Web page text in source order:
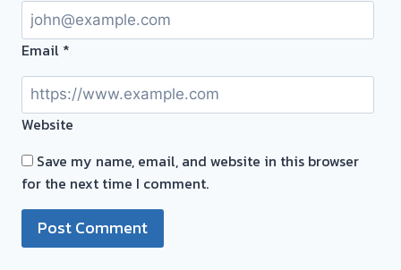
หน้า
งาน
ผล
งาน
ซื้อ
ตั๋ว
จำนำ
Email *
Website
Save my name, email, and website in this browser
for the next time I comment.